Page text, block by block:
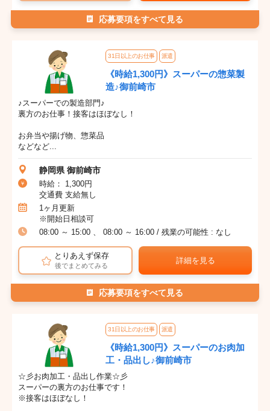
応募要項をすべて見る
31日以上のお仕事 派遣
《時給1,300円》スーパーの惣菜製
造♪御前崎市
♪スーパーでの製造部門♪
裏方のお仕事！接客はほぼなし！
お弁当や揚げ物、惣菜品
などなど...
静岡県 御前崎市
時給： 1,300円
交通費 支給無し
1ヶ月更新
※開始日相談可
08:00 ～ 15:00 、 08:00 ～ 16:00 / 残業の可能性 : なし
とりあえず保存
後でまとめてみる
詳細を見る
応募要項をすべて見る
31日以上のお仕事 派遣
《時給1,300円》スーパーのお肉加
工・品出し♪御前崎市
☆彡お肉加工・品出し作業☆彡
スーパーの裏方のお仕事です！
※接客はほぼなし！